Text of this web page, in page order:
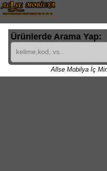
Ürünlerde Arama Yap:
Allse Mobilya İç